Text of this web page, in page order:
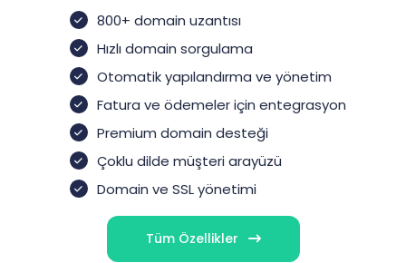
800+ domain uzantısı
Hızlı domain sorgulama
Otomatik yapılandırma ve yönetim
Fatura ve ödemeler için entegrasyon
Premium domain desteği
Çoklu dilde müşteri arayüzü
Domain ve SSL yönetimi
Tüm Özellikler